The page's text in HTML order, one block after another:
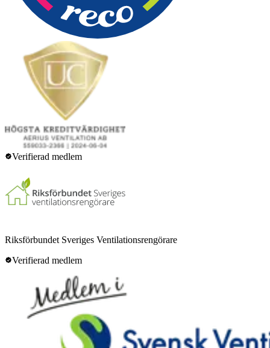
Verifierad medlem
Riksförbundet Sveriges Ventilationsrengörare
Verifierad medlem